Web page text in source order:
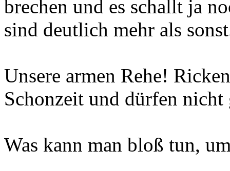
brechen und es schallt ja
sind deutlich mehr als
Unsere armen Rehe!
Schonzeit und dürfen nicht
Was kann man bloß tun,